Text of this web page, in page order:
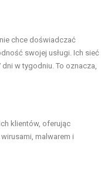
chce doświadczać
swojej usługi. Ich sieć
w tygodniu. To oznacza,
klientów, oferując
malwarem i